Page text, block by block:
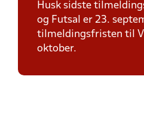
Husk sidste
og Futsal er 23.
tilmeldingsfristen til
oktober.